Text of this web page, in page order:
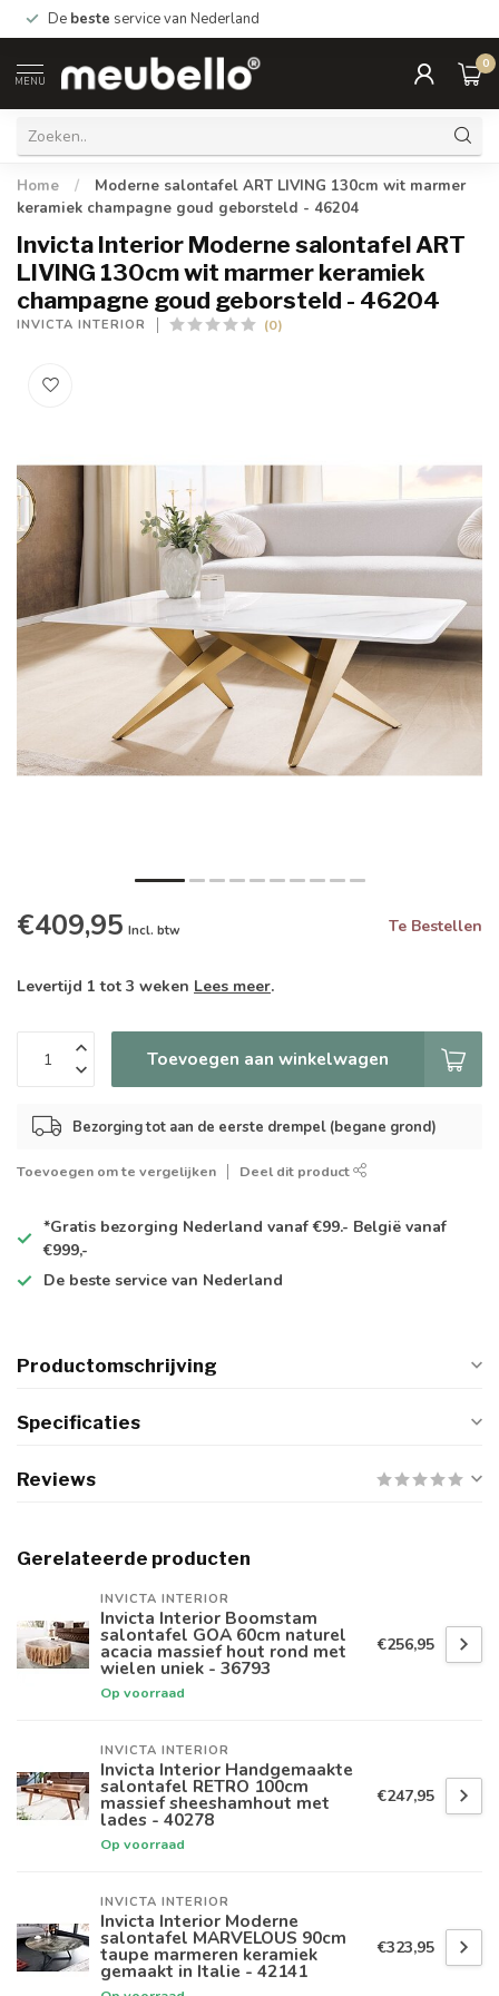
De beste service van Nederland
MENU
0
Home /
Moderne salontafel ART LIVING 130cm wit marmer
keramiek champagne goud geborsteld - 46204
Invicta Interior Moderne salontafel ART
LIVING 130cm wit marmer keramiek
champagne goud geborsteld - 46204
INVICTA INTERIOR (0)
€409,95 Incl. btw Te Bestellen
Levertijd 1 tot 3 weken Lees meer.
Toevoegen aan winkelwagen
Bezorging tot aan de eerste drempel (begane grond)
Toevoegen om te vergelijken Deel dit product
*Gratis bezorging Nederland vanaf €99.- België vanaf
€999,-
De beste service van Nederland
Productomschrijving
Specificaties
Reviews
Gerelateerde producten
INVICTA INTERIOR
Invicta Interior Boomstam
salontafel GOA 60cm naturel
acacia massief hout rond met
wielen uniek - 36793
Op voorraad
€256,95
INVICTA INTERIOR
Invicta Interior Handgemaakte
salontafel RETRO 100cm
massief sheeshamhout met
lades - 40278
Op voorraad
€247,95
INVICTA INTERIOR
Invicta Interior Moderne
salontafel MARVELOUS 90cm
taupe marmeren keramiek
gemaakt in Italie - 42141
€323,95